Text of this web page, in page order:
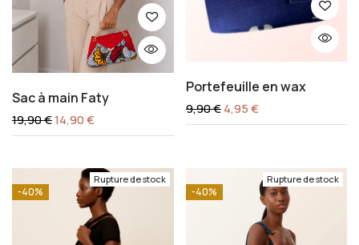
Sac à main Faty
19,90€14,90€
Portefeuille en wax
9,90€ 4,95€
-40%
Rupture de stock
-40%
Rupture de stock